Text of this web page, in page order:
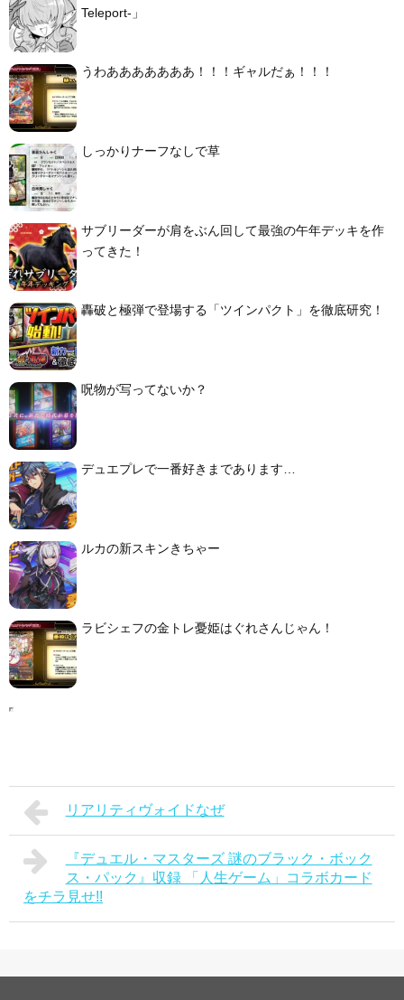
Teleport-」
うわあああああああ！！！ギャルだぁ！！！
しっかりナーフなしで草
サブリーダーが肩をぶん回して最強の午年デッキを作
ってきた！
轟破と極弾で登場する「ツインパクト」を徹底研究！
呪物が写ってないか？
デュエプレで一番好きまであります…
ルカの新スキンきちゃー
ラビシェフの金トレ憂姫はぐれさんじゃん！
リアリティヴォイドなぜ
『デュエル・マスターズ 謎のブラック・ボック
ス・パック』収録 「人生ゲーム」コラボカード
をチラ見せ!!